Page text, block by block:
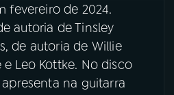
fevereiro de 2024.
autoria de Tinsley
de autoria de Willie
Leo Kottke. No disco
na guitarra